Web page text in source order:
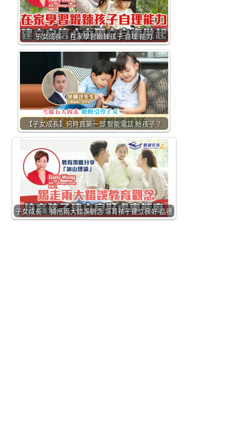
子女成長 ｜在家學習鍛鍊孩子 自理 能力
【子女成長】何時買第一部 智能電話 給孩子？
子女成長 ｜搣甩兩大錯誤觀念 培育孩子建立良好 品德